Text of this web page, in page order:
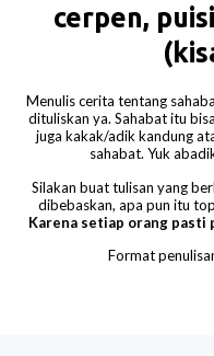
cerpen,
Menulis cerita tentang
dituliskan ya. Sahabat itu
juga kakak/adik kandung
sahabat. Yuk
Silakan buat tulisan yang
dibebaskan, apa pun itu
Karena setiap orang pasti
Format